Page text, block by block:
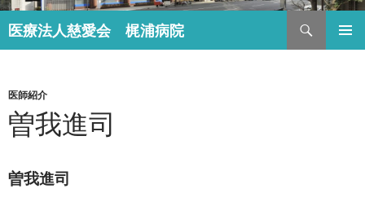
医療法人慈愛会 梶浦病院
索
ン
ツ
へ
ッ
医師紹介
曽我進司
曽我進司